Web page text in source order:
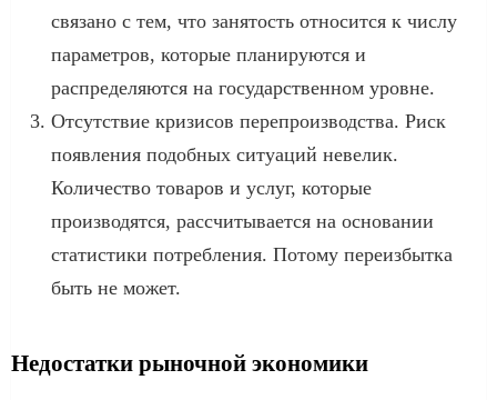
связано с тем, что занятость относится к числу
параметров, которые планируются и
распределяются на государственном уровне.
Отсутствие кризисов перепроизводства. Риск
появления подобных ситуаций невелик.
Количество товаров и услуг, которые
производятся, рассчитывается на основании
статистики потребления. Потому переизбытка
быть не может.
Недостатки рыночной экономики